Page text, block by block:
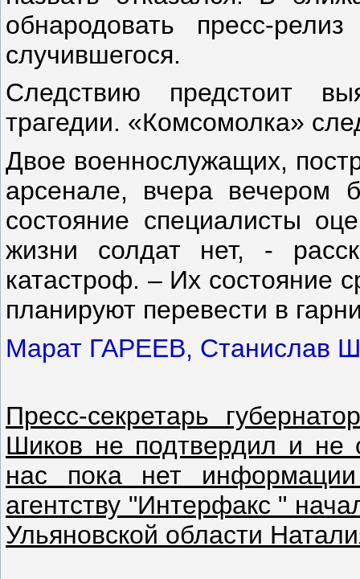
обнародовать пресс-
случившегося.
Следствию предстоит
трагедии. «Комсомолка»
Двое военнослужащих,
арсенале, вчера вечером
состояние специалисты
жизни солдат нет, -
катастроф. – Их состояние
планируют перевести в
Марат ГАРЕЕВ, Станислав
Пресс-секретарь
Шиков не подтвердил и
нас пока нет
агентству "Интерфакс "
Ульяновской области